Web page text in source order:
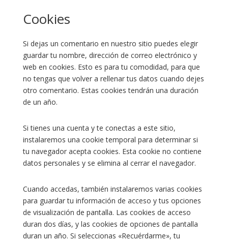
Cookies
Si dejas un comentario en nuestro sitio puedes elegir
guardar tu nombre, dirección de correo electrónico y
web en cookies. Esto es para tu comodidad, para que
no tengas que volver a rellenar tus datos cuando dejes
otro comentario. Estas cookies tendrán una duración
de un año.
Si tienes una cuenta y te conectas a este sitio,
instalaremos una cookie temporal para determinar si
tu navegador acepta cookies. Esta cookie no contiene
datos personales y se elimina al cerrar el navegador.
Cuando accedas, también instalaremos varias cookies
para guardar tu información de acceso y tus opciones
de visualización de pantalla. Las cookies de acceso
duran dos días, y las cookies de opciones de pantalla
duran un año. Si seleccionas «Recuérdarme», tu